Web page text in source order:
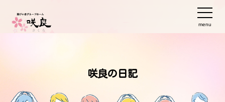
menu
咲良の日記